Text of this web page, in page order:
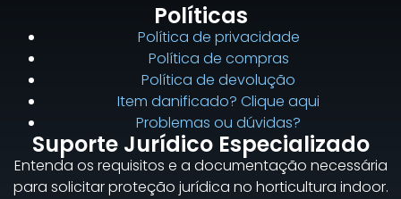
Políticas
Política de privacidade
Política de compras
Política de devolução
Item danificado? Clique aqui
Problemas ou dúvidas?
Suporte Jurídico Especializado
Entenda os requisitos e a documentação necessária
para solicitar proteção jurídica no horticultura indoor.